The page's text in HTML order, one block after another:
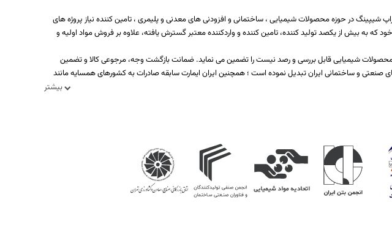
بیشتر
شیپینگ در حوزه محصولات شیمیایی ، ساختمانی و افزودنی های معدنی و پلیمری ، تامین کننده نیاز پروژه های
به فعالیت نموده و هم اکنون با شرکای تجاری خود که به بیش از یکصد تولید کننده، تامین کننده و واردکننده معتبر گسترش یافته، علاوه بر فروش مواد اولیه و
محصولات شیمیایی قابل بررسی و رصد نیست را تضمین می نماید. ضمانت بازگشت وجه، مرجوعی کالا و تضمین
و ساختمانی ایران تبدیل نموده است ؛ همچنین ایران ایمارت سابقه صادرات به کشورهای همسایه مانند